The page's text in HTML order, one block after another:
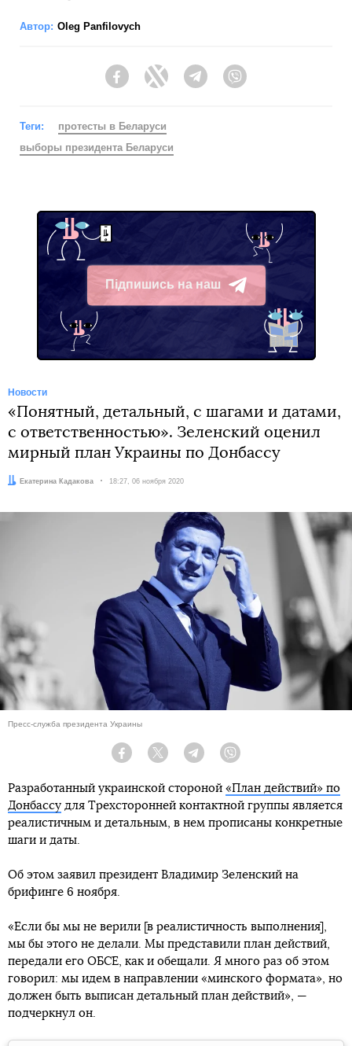
Автор: Oleg Panfilovych
FacebookTwitter Telegram
Теги:
протесты в Беларуси
выборы президента Беларуси
Підпишись на наш
Telegram
Новости
«Понятный, детальный, с шагами и датами,
с ответственностью». Зеленский оценил
мирный план Украины по Донбассу
Автор:Екатерина Кадакова Дата:
18:27, 06 ноября 2020
Пресс-служба президента Украины
Facebook Twitter Telegram
Разработанный украинской стороной «План действий» по
Донбассу для Трехсторонней контактной группы является
реалистичным и детальным, в нем прописаны конкретные
шаги и даты.
Об этом заявил президент Владимир Зеленский на
брифинге 6 ноября.
«Если бы мы не верили [в реалистичность выполнения],
мы бы этого не делали. Мы представили план действий,
передали его ОБСЕ, как и обещали. Я много раз об этом
говорил: мы идем в направлении «минского формата», но
должен быть выписан детальный план действий», —
подчеркнул он.